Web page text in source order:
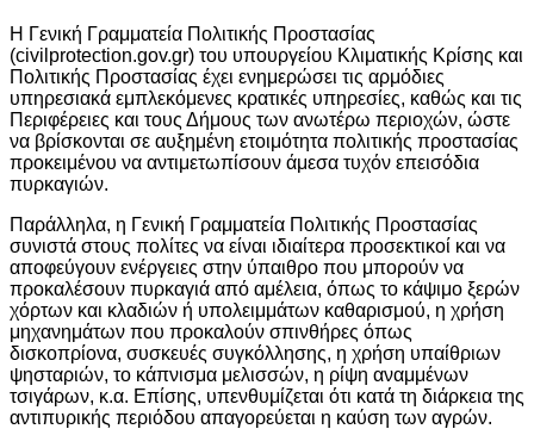
Η Γενική Γραμματεία Πολιτικής Προστασίας
(civilprotection.gov.gr) του υπουργείου Κλιματικής Κρίσης και
Πολιτικής Προστασίας έχει ενημερώσει τις αρμόδιες
υπηρεσιακά εμπλεκόμενες κρατικές υπηρεσίες, καθώς και τις
Περιφέρειες και τους Δήμους των ανωτέρω περιοχών, ώστε
να βρίσκονται σε αυξημένη ετοιμότητα πολιτικής προστασίας
προκειμένου να αντιμετωπίσουν άμεσα τυχόν επεισόδια
πυρκαγιών.
Παράλληλα, η Γενική Γραμματεία Πολιτικής Προστασίας
συνιστά στους πολίτες να είναι ιδιαίτερα προσεκτικοί και να
αποφεύγουν ενέργειες στην ύπαιθρο που μπορούν να
προκαλέσουν πυρκαγιά από αμέλεια, όπως το κάψιμο ξερών
χόρτων και κλαδιών ή υπολειμμάτων καθαρισμού, η χρήση
μηχανημάτων που προκαλούν σπινθήρες όπως
δισκοπρίονα, συσκευές συγκόλλησης, η χρήση υπαίθριων
ψησταριών, το κάπνισμα μελισσών, η ρίψη αναμμένων
τσιγάρων, κ.α. Επίσης, υπενθυμίζεται ότι κατά τη διάρκεια της
αντιπυρικής περιόδου απαγορεύεται η καύση των αγρών.